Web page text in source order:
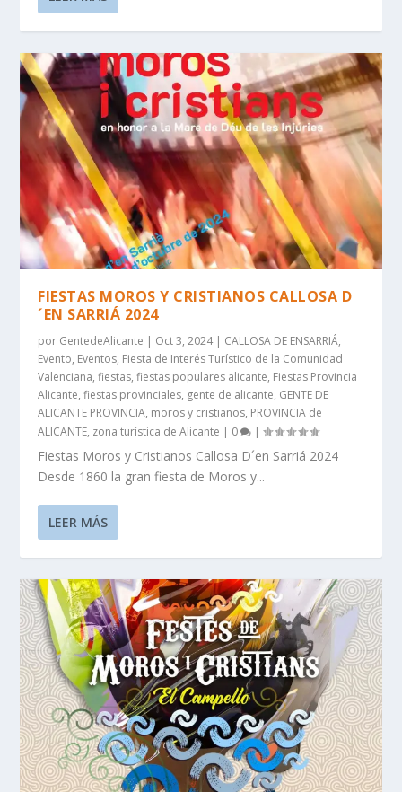
FIESTAS MOROS Y CRISTIANOS CALLOSA D
´EN SARRIÁ 2024
por GentedeAlicante | Oct 3, 2024| CALLOSA DE ENSARRIÁ,
Evento, Eventos, Fiesta de Interés Turístico de la Comunidad
Valenciana,fiestas,fiestas populares alicante, Fiestas Provincia
Alicante,fiestas provinciales, gente de alicante, GENTE DE
ALICANTE PROVINCIA, moros y cristianos, PROVINCIA de
ALICANTE, zona turística de Alicante | 0 |
Fiestas Moros y Cristianos Callosa D´en Sarriá 2024
Desde 1860 la gran fiesta de Moros y...
LEER MÁS